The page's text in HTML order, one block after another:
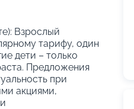
Взрослый
тарифу, один
дети – только
Предложения
при
акциями,